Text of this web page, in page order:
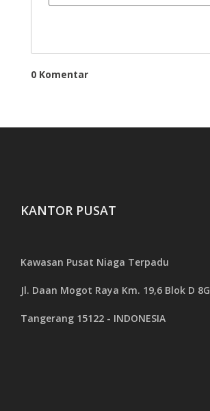
0 Komentar
KANTOR PUSAT
Kawasan Pusat Niaga Terpadu
Jl. Daan Mogot Raya Km. 19,6 Blok D 8G
Tangerang 15122 - INDONESIA